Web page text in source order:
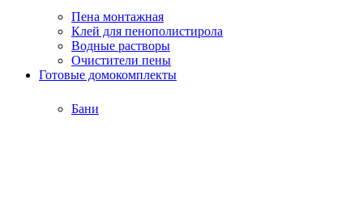
Пена монтажная
Клей для пенополистирола
Водные растворы
Очистители пены
Готовые домокомплекты
Бани